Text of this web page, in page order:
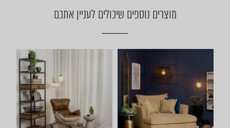
מוצרים נוספים שיכולים לעניין אתכם